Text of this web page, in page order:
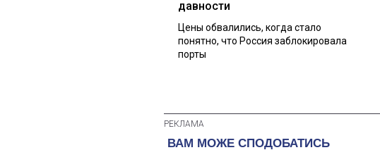
давности
Цены обвалились, когда стало
понятно, что Россия заблокировала
порты